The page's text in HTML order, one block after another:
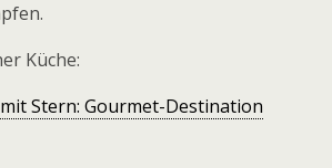
Küche:
Stern: Gourmet-Destination